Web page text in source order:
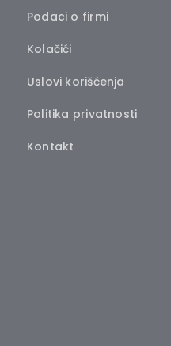
Podaci o firmi
Kolačići
Uslovi korišćenja
Politika privatnosti
Kontakt